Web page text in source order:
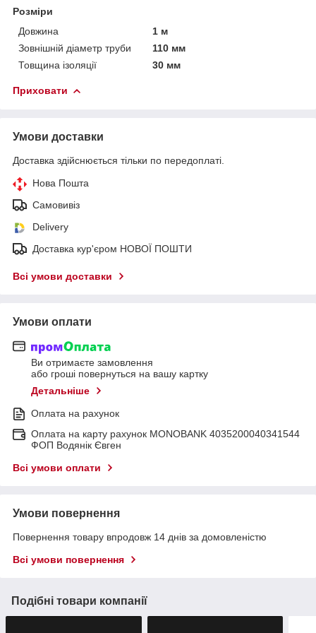
Розміри
Довжина
1 м
Зовнішній діаметр труби
110 мм
Товщина ізоляції
30 мм
Приховати
Умови доставки
Доставка здійснюється тільки по передоплаті.
Нова Пошта
Самовивіз
Delivery
Доставка кур'єром НОВОЇ ПОШТИ
Всі умови доставки
Умови оплати
Ви отримаєте замовлення
або гроші повернуться на вашу картку
Детальніше
Оплата на рахунок
Оплата на карту рахунок MONOBANK 4035200040341544
ФОП Водянік Євген
Всі умови оплати
Умови повернення
Повернення товару впродовж 14 днів за домовленістю
Всі умови повернення
Подібні товари компанії